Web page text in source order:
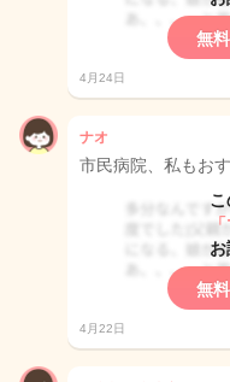
無
4月24日
ナオ
市民病院、私もお
「
お
無
4月22日